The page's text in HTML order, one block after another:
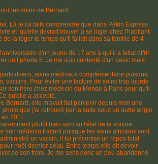
les soins de Bernard.
Là je lui faits comprendre que dans Pékin Express
et qu'elle devrait trouver à se loger chez l'habitant.
la loger le temps qu'il fallait dans sa famille de 4
d'un jeune de 17 ans à qui il a fallut offrir
un I phone 5. Je me suis contenté d'un basic mais
divers, soins médicaux complémentaire puisque
vaccins. Pour éviter une facture de soins trop lourde
son frère chez médecin du Monde à Paris pour qu'il
qu'elle a accepté.
Bernard, elle m'avait fait parvenir depuis msn une
que j'ai retrouvé par la suite sous un autre angle
2011.
plutôt bien sorti vu l'état de la voiture.
son médecin traitant puisque les soins africains sont
un vaccin, il lui préconise un repos total
noël dernier délai. Entre temps elle dit devoir
de son frère. Je me sens donc un peu abandonné